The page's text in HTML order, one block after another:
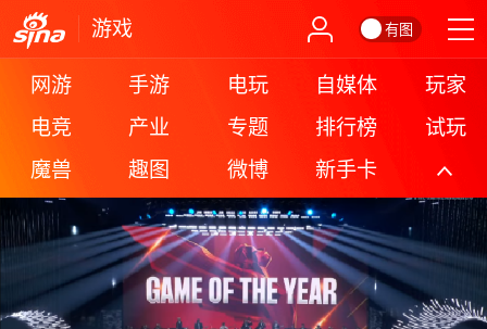
游戏 有图
网游 手游 电玩 自媒体
玩家
电竞
产业 专题 排行榜
试玩
魔兽
趣图 微博 新手卡 更多